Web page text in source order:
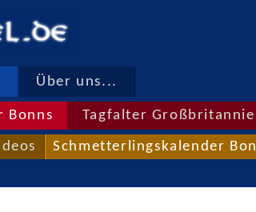
Über uns...
Bonns Tagfalter
Schmetterlingskalender